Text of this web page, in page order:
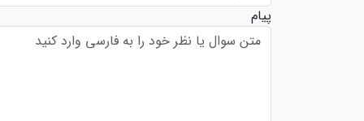
پیام